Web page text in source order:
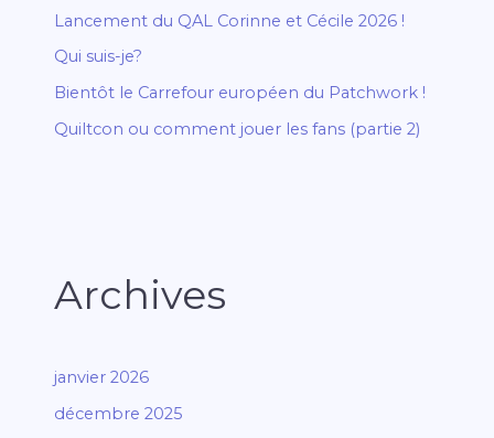
Lancement du QAL Corinne et Cécile 2026 !
Qui suis-je?
Bientôt le Carrefour européen du Patchwork !
Quiltcon ou comment jouer les fans (partie 2)
Archives
janvier 2026
décembre 2025